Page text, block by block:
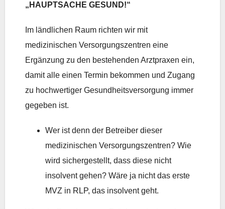
„HAUPTSACHE GESUND!“
Im ländlichen Raum richten wir mit
medizinischen Versorgungszentren eine
Ergänzung zu den bestehenden Arztpraxen ein,
damit alle einen Termin bekommen und Zugang
zu hochwertiger Gesundheitsversorgung immer
gegeben ist.
Wer ist denn der Betreiber dieser
medizinischen Versorgungszentren? Wie
wird sichergestellt, dass diese nicht
insolvent gehen? Wäre ja nicht das erste
MVZ in RLP, das insolvent geht.